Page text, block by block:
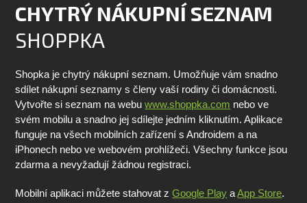
CHYTRÝ NÁKUPNÍ SEZNAM
SHOPPKA
Shopka je chytrý nákupní seznam. Umožňuje vám snadno
sdílet nákupní seznamy s členy vaší rodiny či domácnosti.
Vytvořte si seznam na webuwww.shoppka.com nebo ve
svém mobilu a snadno jej sdílejte jedním kliknutím. Aplikace
funguje na všech mobilních zařízení s Androidem a na
iPhonech nebo ve webovém prohlížeči. Všechny funkce jsou
zdarma a nevyžadují žádnou registraci.
Mobilní aplikaci můžete stahovat zGoogle Play aApp Store.